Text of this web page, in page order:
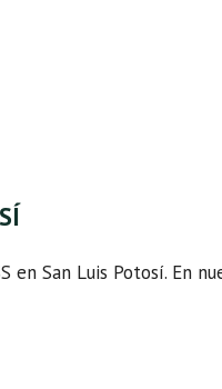
en San Luis Potosí. En